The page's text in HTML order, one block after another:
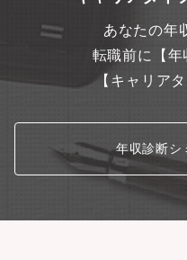
あなたの年
転職前に【年
【キャリア
年収診断シ